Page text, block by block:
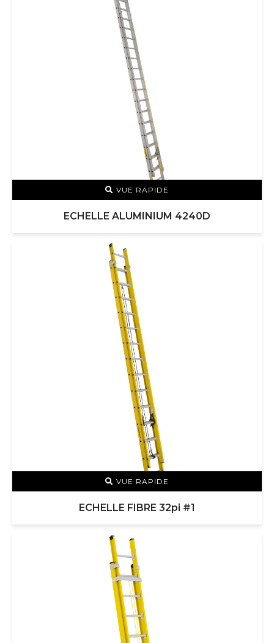
VUE RAPIDE
ECHELLE ALUMINIUM 4240D
VUE RAPIDE
ECHELLE FIBRE 32pi #1